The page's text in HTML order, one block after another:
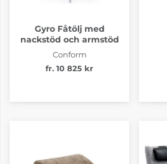
Gyro Fåtölj med
nackstöd och armstöd
Conform
fr. 10 825 kr